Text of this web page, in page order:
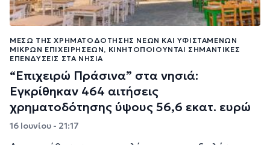
ΜΈΣΩ ΤΗΣ ΧΡΗΜΑΤΟΔΌΤΗΣΗΣ ΝΈΩΝ ΚΑΙ ΥΦΙΣΤΆΜΕΝΩΝ
ΜΙΚΡΏΝ ΕΠΙΧΕΙΡΉΣΕΩΝ, ΚΙΝΗΤΟΠΟΙΟΎΝΤΑΙ ΣΗΜΑΝΤΙΚΈΣ
ΕΠΕΝΔΎΣΕΙΣ ΣΤΑ ΝΗΣΙΆ
“Επιχειρώ Πράσινα” στα νησιά:
Εγκρίθηκαν 464 αιτήσεις
χρηματοδότησης ύψους 56,6 εκατ. ευρώ
16 Ιουνίου - 21:17